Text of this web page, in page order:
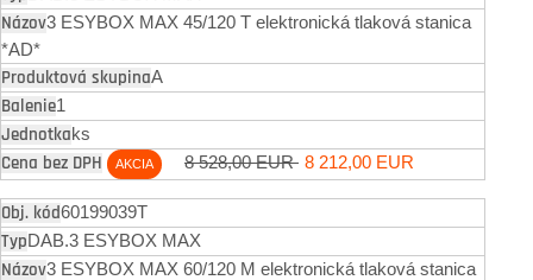
3 ESYBOX MAX 45/120 T elektronická tlaková stanica
*AD*
A
1
ks
AKCIA 8 528,00 EUR 8 212,00 EUR
60199039T
DAB.3 ESYBOX MAX
3 ESYBOX MAX 60/120 M elektronická tlaková stanica